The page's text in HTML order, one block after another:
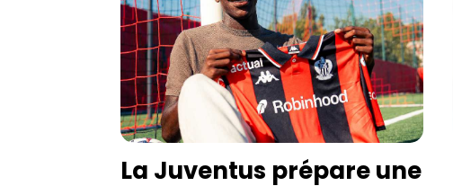
La Juventus prépare une